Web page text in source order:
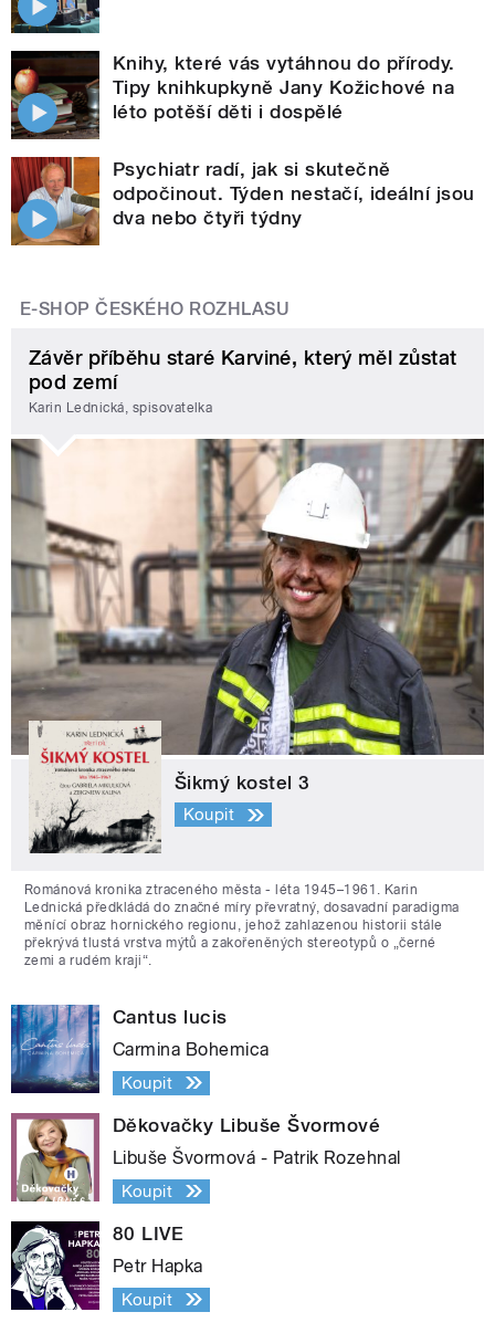
Knihy, které vás vytáhnou do přírody.
Tipy knihkupkyně Jany Kožichové na
léto potěší děti i dospělé
Psychiatr radí, jak si skutečně
odpočinout. Týden nestačí, ideální jsou
dva nebo čtyři týdny
E-SHOP ČESKÉHO ROZHLASU
Závěr příběhu staré Karviné, který měl zůstat
pod zemí
Karin Lednická, spisovatelka
Šikmý kostel 3
Koupit
Románová kronika ztraceného města - léta 1945–1961. Karin
Lednická předkládá do značné míry převratný, dosavadní paradigma
měnící obraz hornického regionu, jehož zahlazenou historii stále
překrývá tlustá vrstva mýtů a zakořeněných stereotypů o „černé
zemi a rudém kraji“.
Cantus lucis
Carmina Bohemica
Koupit
Děkovačky Libuše Švormové
Libuše Švormová - Patrik Rozehnal
Koupit
80 LIVE
Petr Hapka
Koupit